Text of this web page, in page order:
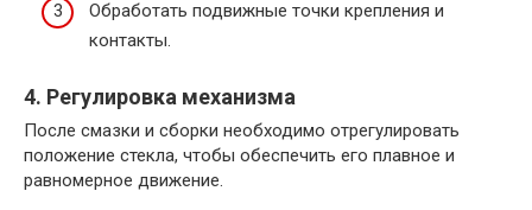
Обработать подвижные точки крепления и
контакты.
4. Регулировка механизма
После смазки и сборки необходимо отрегулировать
положение стекла, чтобы обеспечить его плавное и
равномерное движение.